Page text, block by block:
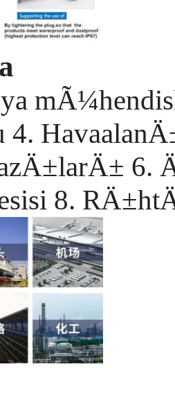
4.
6.
8.